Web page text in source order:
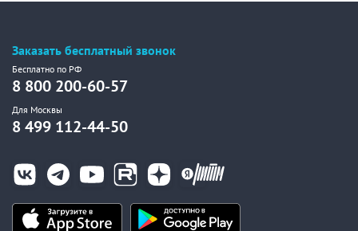
Заказать бесплатный звонок
Бесплатно по РФ
8 800 200-60-57
Для Москвы
8 499 112-44-50